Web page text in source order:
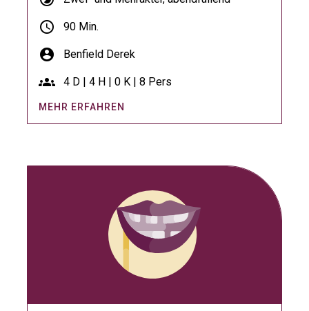
schedule 90 Min.
account_circle Benfield Derek
groups 4 D | 4 H | 0 K | 8 Pers
MEHR ERFAHREN